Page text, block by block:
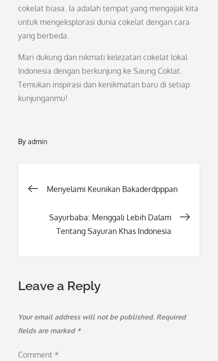
cokelat biasa. Ia adalah tempat yang mengajak kita
untuk mengeksplorasi dunia cokelat dengan cara
yang berbeda.
Mari dukung dan nikmati kelezatan cokelat lokal
Indonesia dengan berkunjung ke Saung Coklat.
Temukan inspirasi dan kenikmatan baru di setiap
kunjunganmu!
Byadmin
Post
navigation
Menyelami Keunikan Bakaderdpppan
Sayurbaba: Menggali Lebih Dalam
Tentang Sayuran Khas Indonesia
Leave a Reply
Your email address will not be published. Required
fields are marked *
Comment *